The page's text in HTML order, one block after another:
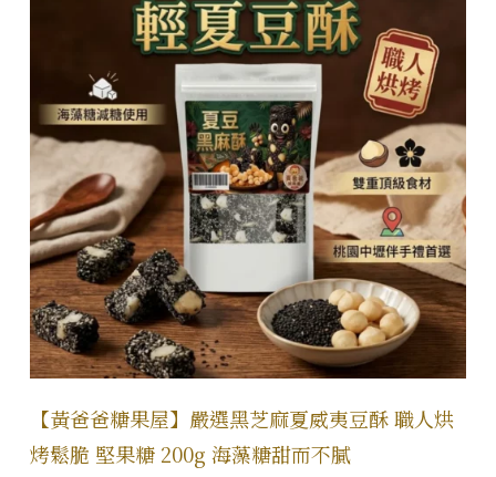
【黃爸爸糖果屋】嚴選黑芝麻夏威夷豆酥 職人烘
烤鬆脆 堅果糖 200g 海藻糖甜而不膩